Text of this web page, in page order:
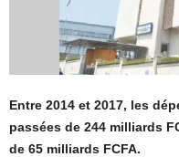
Entre 2014 et 2017, les
passées de 244 milliards
de 65 milliards FCFA.